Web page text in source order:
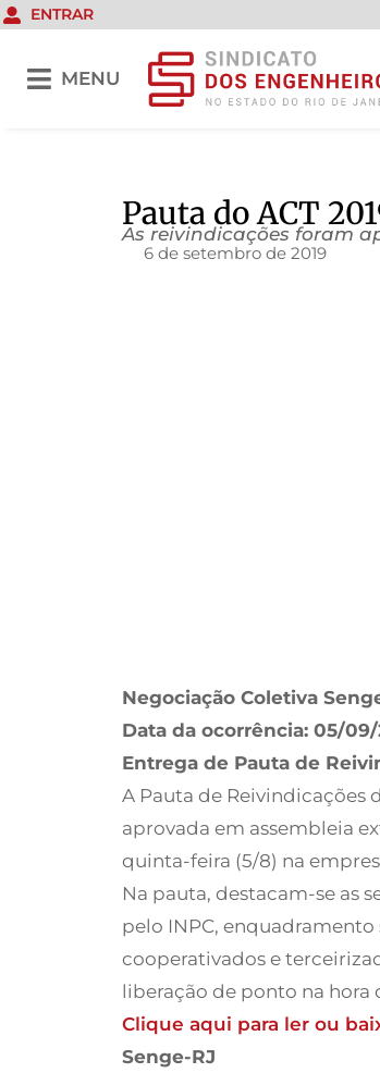
ENTRAR
MENU
Pauta do ACT
As reivindicações foram
6 de setembro de 2019
Negociação Coletiva
Data da ocorrência: 05/09/
Entrega de Pauta de
A Pauta de Reivindicações
aprovada em assembleia
quinta-feira (5/8) na
Na pauta, destacam-se as
pelo INPC,
cooperativados e
liberação de ponto na hora
Clique aqui para ler ou
Senge-RJ